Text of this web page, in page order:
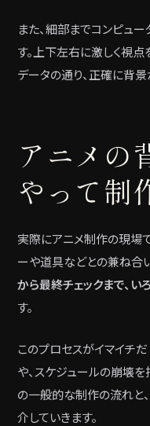
また、細部までコンピュ
す。上下左右に激しく視
データの通り、正確に背景
アニメの
やって制
実際にアニメ制作の現場
ーや道具などとの兼ね合
から最終チェックまで、
す。
このプロセスがイマイチ
や、スケジュールの崩壊
の一般的な制作の流れと
介していきます。